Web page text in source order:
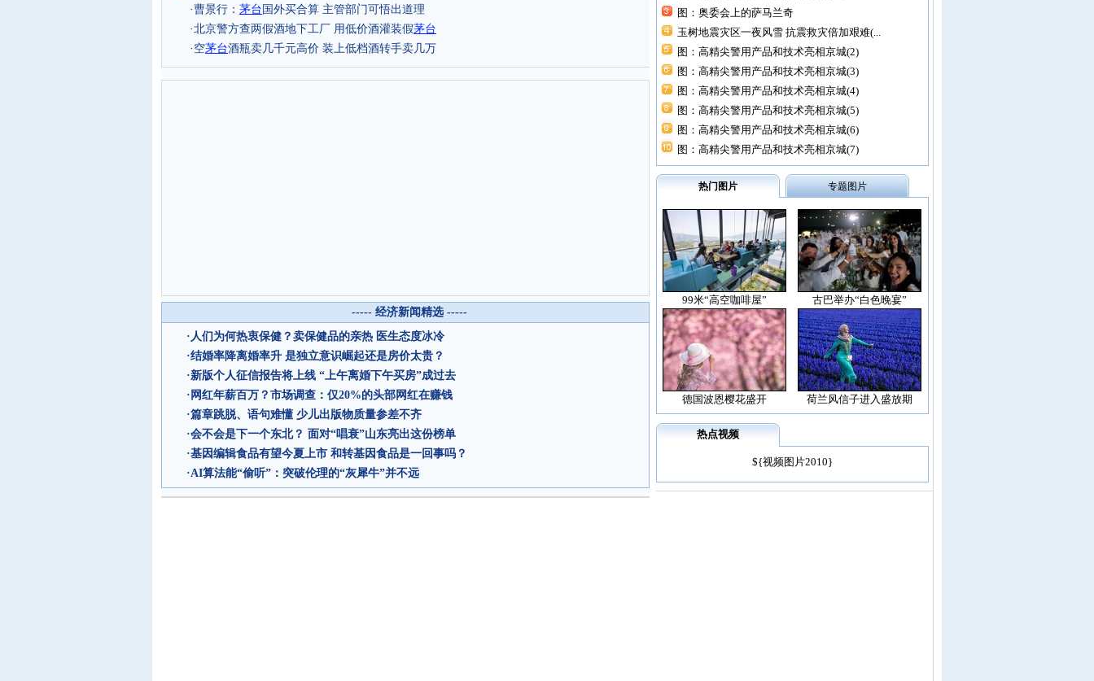
·曹景行： 茅台 国外买合算 主管部门可悟出道理
·北京警方查两假酒地下工厂 用低价酒灌装假茅台
· 空茅台酒瓶卖几千元高价 装上低档酒转手卖几万
----- 经济新闻精选 -----
· 人们为何热衷保健？卖保健品的亲热 医生态度冰冷
·结婚率降离婚率升 是独立意识崛起还是房价太贵？
·新版个人征信报告将上线 “上午离婚下午买房”成过去
· 网红年薪百万？市场调查：仅20%的头部网红在赚钱
·篇章跳脱、语句难懂 少儿出版物质量参差不齐
·会不会是下一个东北？ 面对“唱衰”山东亮出这份榜单
·基因编辑食品有望今夏上市 和转基因食品是一回事吗？
·AI算法能“偷听”：突破伦理的“灰犀牛”并不远
图：奥委会上的萨马兰奇
玉树地震灾区一夜风雪 抗震救灾倍加艰难(...
图：高精尖警用产品和技术亮相京城(2)
图：高精尖警用产品和技术亮相京城(3)
图：高精尖警用产品和技术亮相京城(4)
图：高精尖警用产品和技术亮相京城(5)
图：高精尖警用产品和技术亮相京城(6)
图：高精尖警用产品和技术亮相京城(7)
热门图片 专题图片
99米“高空咖啡屋” 古巴举办“白色晚宴”
德国波恩樱花盛开 荷兰风信子进入盛放期
热点视频
${视频图片2010}